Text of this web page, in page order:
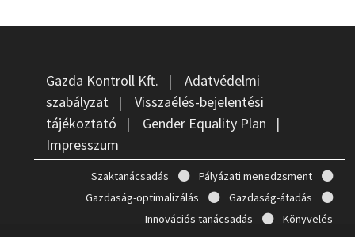
Gazda Kontroll Kft. | Adatvédelmi
szabályzat | Visszaélés-bejelentési
tájékoztató | Gender Equality Plan |
Impresszum
Szaktanácsadás
Pályázati menedzsment
Gazdaság-optimalizálás
Gazdaság-átadás
Innovációs tanácsadás
Könyvelés